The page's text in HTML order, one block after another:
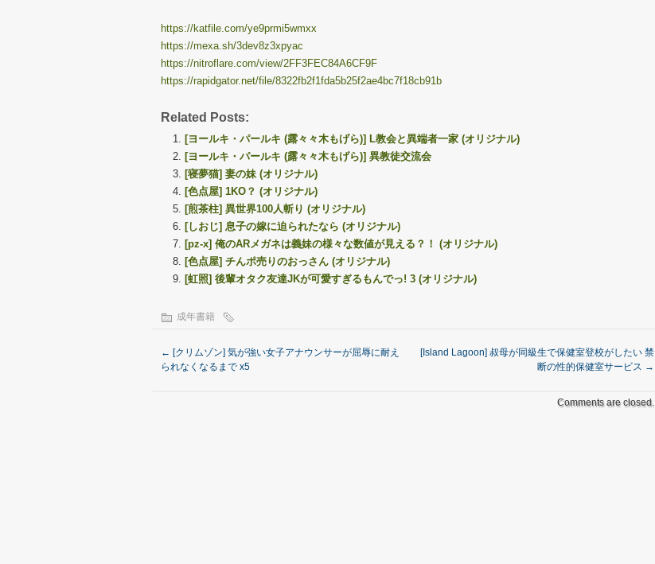
https://katfile.com/ye9prmi5wmxx
https://mexa.sh/3dev8z3xpyac
https://nitroflare.com/view/2FF3FEC84A6CF9F
https://rapidgator.net/file/8322fb2f1fda5b25f2ae4bc7f18cb91b
Related Posts:
[ヨールキ・パールキ (露々々木もげら)] L教会と異端者一家 (オリジナル)
[ヨールキ・パールキ (露々々木もげら)] 異教徒交流会
[寝夢猫] 妻の妹 (オリジナル)
[色点屋] 1KO？ (オリジナル)
[煎茶柱] 異世界100人斬り (オリジナル)
[しおじ] 息子の嫁に迫られたなら (オリジナル)
[pz-x] 俺のARメガネは義妹の様々な数値が見える？！ (オリジナル)
[色点屋] チんポ売りのおっさん (オリジナル)
[虹照] 後輩オタク友達JKが可愛すぎるもんでっ! 3 (オリジナル)
成年書籍
← [クリムゾン] 気が強い女子アナウンサーが屈辱に耐え
られなくなるまで x5
[Island Lagoon] 叔母が同級生で保健室登校がしたい 禁
断の性的保健室サービス →
Comments are closed.